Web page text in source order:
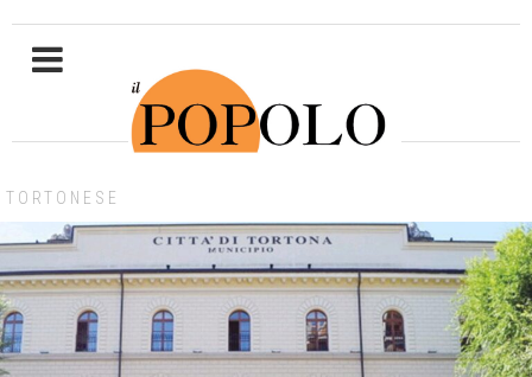
TORTONESE